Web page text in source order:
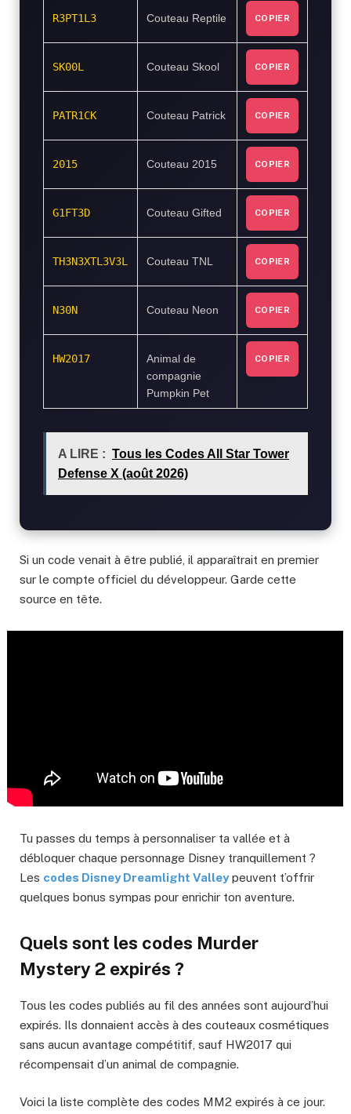
R3PT1L3 Couteau Reptile COPIER
SK00L Couteau Skool COPIER
PATR1CK Couteau Patrick COPIER
2015 Couteau 2015 COPIER
G1FT3D Couteau Gifted COPIER
TH3N3XTL3V3L Couteau TNL COPIER
N30N Couteau Neon COPIER
HW2017
Animal de
compagnie
Pumpkin Pet
COPIER
A LIRE : Tous les Codes All Star Tower
Defense X (août 2026)
Si un code venait à être publié, il apparaîtrait en premier
sur le compte officiel du développeur. Garde cette
source en tête.
Tu passes du temps à personnaliser ta vallée et à
débloquer chaque personnage Disney tranquillement ?
Les codes Disney Dreamlight Valleypeuvent t’offrir
quelques bonus sympas pour enrichir ton aventure.
Quels sont les codes Murder
Mystery 2 expirés ?
Tous les codes publiés au fil des années sont aujourd’hui
expirés. Ils donnaient accès à des couteaux cosmétiques
sans aucun avantage compétitif, sauf HW2017 qui
récompensait d’un animal de compagnie.
Voici la liste complète des codes MM2 expirés à ce jour.